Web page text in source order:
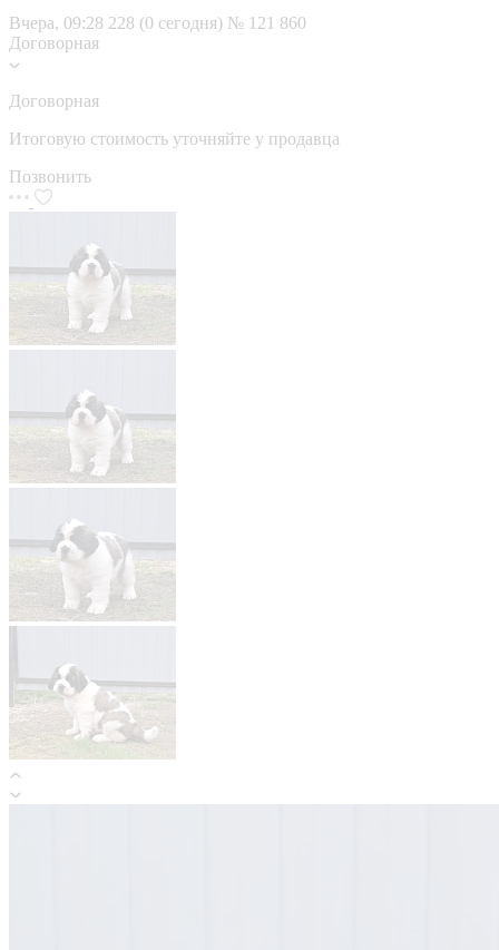
Вчера, 09:28 228 (0 сегодня) № 121 860
Договорная
Договорная
Итоговую стоимость уточняйте у продавца
Позвонить